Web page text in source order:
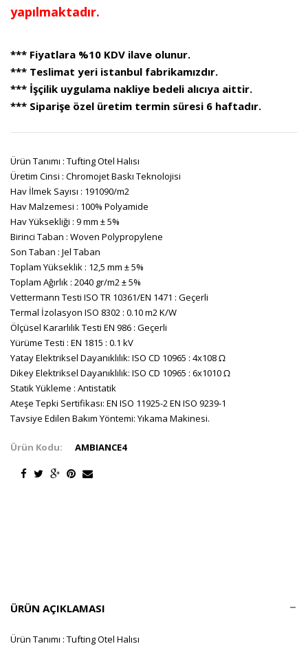
yapılmaktadır.
*** Fiyatlara %10 KDV ilave olunur.
*** Teslimat yeri istanbul fabrikamızdır.
*** İşçilik uygulama nakliye bedeli alıcıya aittir.
*** Siparişe özel üretim termin süresi 6 haftadır.
Ürün Tanımı : Tufting Otel Halısı
Üretim Cinsi : Chromojet Baskı Teknolojisi
Hav İlmek Sayısı : 191090/m2
Hav Malzemesi : 100% Polyamide
Hav Yüksekliği : 9 mm ± 5%
Birinci Taban : Woven Polypropylene
Son Taban : Jel Taban
Toplam Yükseklik : 12,5 mm ± 5%
Toplam Ağırlık : 2040 gr/m2 ± 5%
Vettermann Testi ISO TR 10361/EN 1471 : Geçerli
Termal İzolasyon ISO 8302 : 0.10 m2 K/W
Ölçüsel Kararlılık Testi EN 986 : Geçerli
Yürüme Testi : EN 1815 : 0.1 kV
Yatay Elektriksel Dayanıklılık: ISO CD 10965 : 4x108 Ω
Dikey Elektriksel Dayanıklılık: ISO CD 10965 : 6x1010 Ω
Statik Yükleme : Antistatik
Ateşe Tepki Sertifikası: EN ISO 11925-2 EN ISO 9239-1
Tavsiye Edilen Bakım Yöntemi: Yıkama Makinesi.
Ürün Kodu: AMBIANCE4
ÜRÜN AÇIKLAMASI
Ürün Tanımı : Tufting Otel Halısı